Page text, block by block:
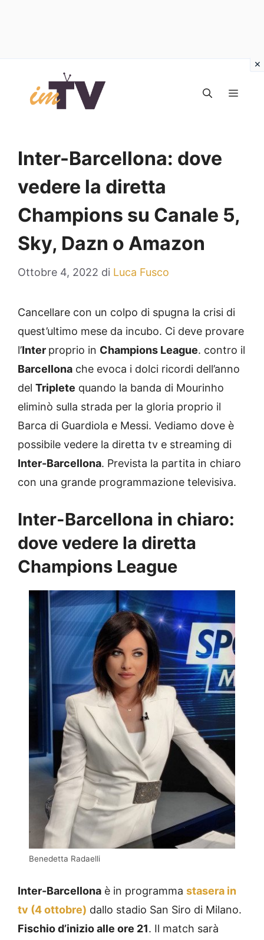
contenuto
Inter-Barcellona: dove
vedere la diretta
Champions su Canale 5,
Sky, Dazn o Amazon
Ottobre 4, 2022 di Luca Fusco
Cancellare con un colpo di spugna la crisi di
quest’ultimo mese da incubo. Ci deve provare
l’Inter proprio in Champions League. contro il
Barcellona che evoca i dolci ricordi dell’anno
del Triplete quando la banda di Mourinho
eliminò sulla strada per la gloria proprio il
Barca di Guardiola e Messi. Vediamo dove è
possibile vedere la diretta tv e streaming di
Inter-Barcellona. Prevista la partita in chiaro
con una grande programmazione televisiva.
Inter-Barcellona in chiaro:
dove vedere la diretta
Champions League
Benedetta Radaelli
Inter-Barcellona è in programma stasera in
tv (4 ottobre) dallo stadio San Siro di Milano.
Fischio d’inizio alle ore 21. Il match sarà